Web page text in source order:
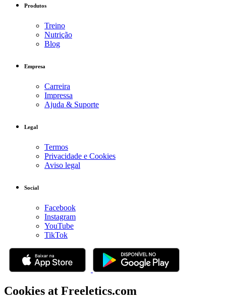
Produtos
Treino
Nutrição
Blog
Empresa
Carreira
Impressa
Ajuda & Suporte
Legal
Termos
Privacidade e Cookies
Aviso legal
Social
Facebook
Instagram
YouTube
TikTok
Cookies at Freeletics.com